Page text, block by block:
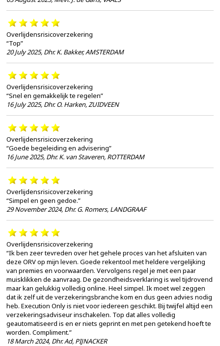
Overlijdensrisicoverzekering
“Top”
20 July 2025, Dhr. K. Bakker, AMSTERDAM
Overlijdensrisicoverzekering
“Snel en gemakkelijk te regelen”
16 July 2025, Dhr. O. Harken, ZUIDVEEN
Overlijdensrisicoverzekering
“Goede begeleiding en advisering”
16 June 2025, Dhr. K. van Staveren, ROTTERDAM
Overlijdensrisicoverzekering
“Simpel en geen gedoe.”
29 November 2024, Dhr. G. Romers, LANDGRAAF
Overlijdensrisicoverzekering
“Ik ben zeer tevreden over het gehele proces van het afsluiten van
deze ORV op mijn leven. Goede rekentool met heldere vergelijking
van premies en voorwaarden. Vervolgens regel je met een paar
muisklikken de aanvraag. De gezondheidsverklaring is wel tijdrovend
maar kan gelukkig volledig online. Heel simpel. Ik moet wel zeggen
dat ik zelf uit de verzekeringsbranche kom en dus geen advies nodig
heb. Execution Only is niet voor iedereen geschikt. Bij twijfel altijd een
verzekeringsadviseur inschakelen. Top dat alles volledig
geautomatiseerd is en er niets geprint en met pen getekend hoeft te
worden. Compliment.”
18 March 2024, Dhr. Ad, PIJNACKER